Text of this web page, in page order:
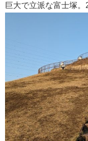
巨大で立派な富士塚。